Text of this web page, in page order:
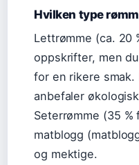
Hvilken type
Lettrømme (ca. 20
oppskrifter, men
for en rikere
anbefaler
Seterrømme (35
matblogg
og mektige.